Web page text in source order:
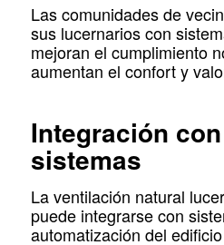
Las comunidades de
sus lucernarios con
mejoran el cumplimiento
aumentan el confort y
Integración
sistemas
La ventilación natural
puede integrarse con
automatización del